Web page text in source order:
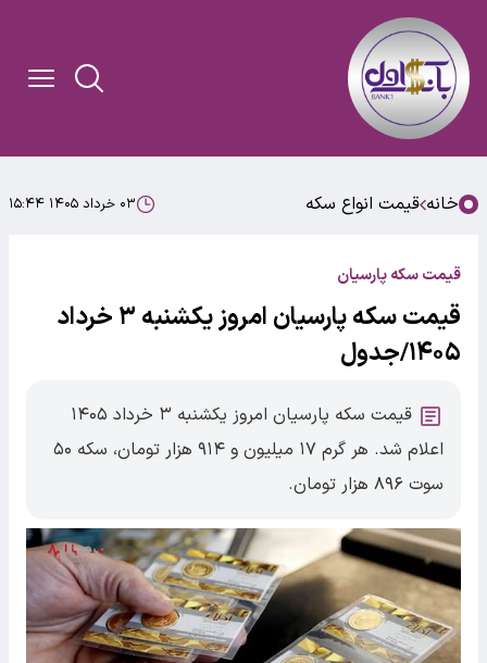
خانه قیمت انواع سکه ۰۳ خرداد ۱۴۰۵ ۱۵:۴۴
قیمت سکه پارسیان
قیمت سکه پارسیان امروز یکشنبه ۳ خرداد
۱۴۰۵/جدول
قیمت سکه پارسیان امروز یکشنبه ۳ خرداد ۱۴۰۵
اعلام شد. هر گرم ۱۷ میلیون و ۹۱۴ هزار تومان، سکه ۵۰
سوت ۸۹۶ هزار تومان.